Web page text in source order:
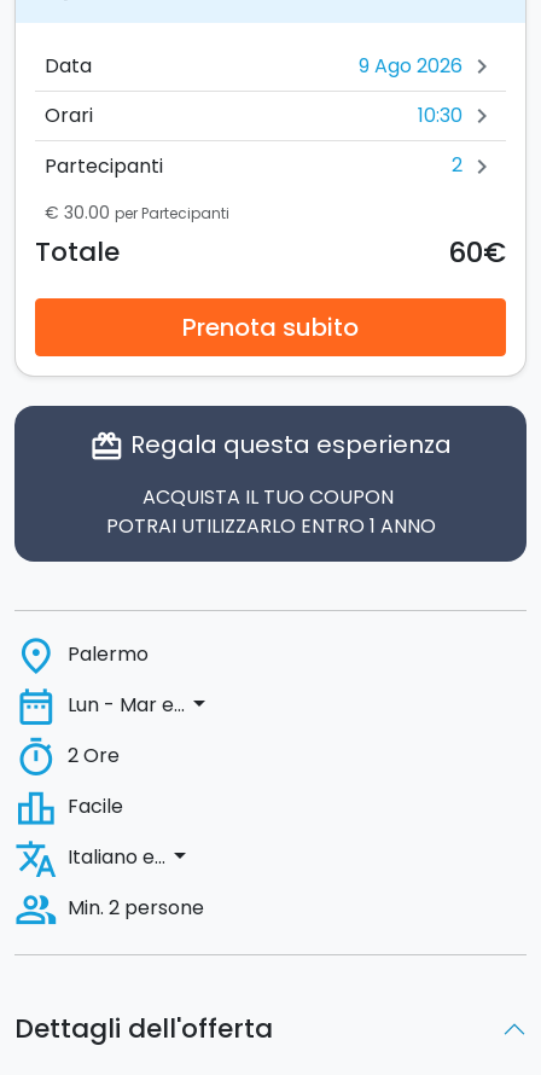
Dettagli dell'offerta
Data chevron_right
Orari 10:30 chevron_right
Partecipanti 2 chevron_right
€ 30.00 per Partecipanti
Totale 60€
Prenota subito
card_giftcard Regala questa esperienza
ACQUISTA IL TUO COUPON
POTRAI UTILIZZARLO ENTRO 1 ANNO
place Palermo
date_range Lun - Mar e... arrow_drop_down
timer 2 Ore
leaderboard Facile
translate Italiano e... arrow_drop_down
people_alt Min. 2 persone